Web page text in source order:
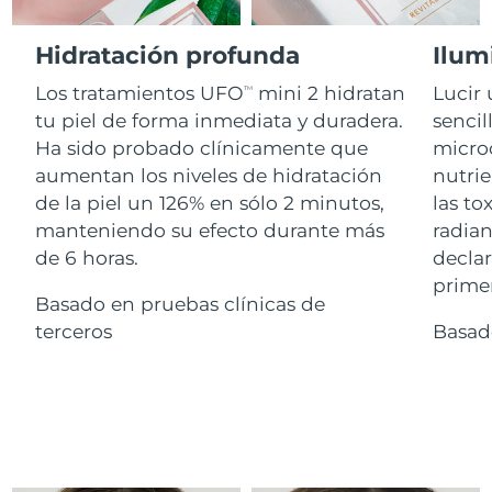
Hidratación profunda
Los tratamientos UFOTM
mini 2 hidratan
tu piel de forma inmediata y duradera.
Ha sido probado clínicamente que
aumentan los niveles de hidratación
de la piel un 126% en sólo 2 minutos,
manteniendo su efecto durante más
de 6 horas.
Basado en pruebas clínicas de
terceros
Lucir
las
For healthy hair
18% PAP
Comprar todo
FOREO APP
ACERCA DE
Israel Entrega prevista8/15/26
Japón Entrega prevista 8/14/26
Jersey Entrega prevista 8/16/26
Kazajistán Entrega prevista 8/13/26
8/11/26
Letonia 8/11/26